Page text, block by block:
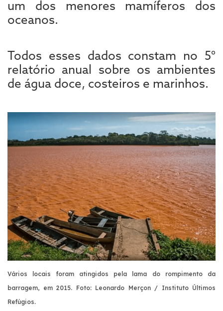
um dos menores mamíferos dos
oceanos.
Todos esses dados constam no 5°
relatório anual sobre os ambientes
de água doce, costeiros e marinhos.
Vários locais foram atingidos pela lama do rompimento da
barragem, em 2015. Foto: Leonardo Merçon / Instituto Últimos
Refúgios.